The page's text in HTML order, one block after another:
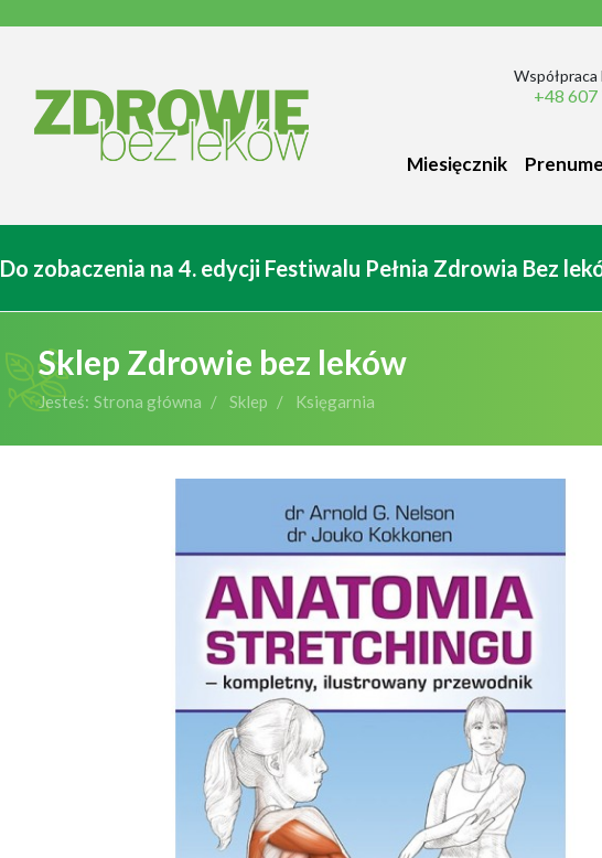
+48 607
Miesięcznik
Do zobaczenia na 4. edycji Festiwalu Pełnia Zdrowia Bez
Sklep Zdrowie bez leków
Jesteś: Strona główna Sklep Księgarnia